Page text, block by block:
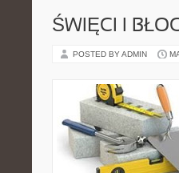
ŚWIĘCI I
POSTED BY ADMIN